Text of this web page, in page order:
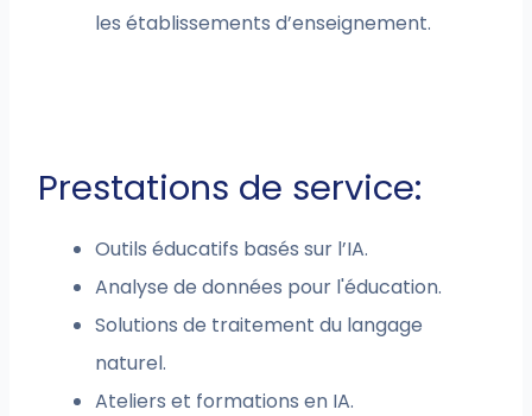
les établissements d’enseignement.
Prestations de service:
Outils éducatifs basés sur l’IA.
Analyse de données pour l'éducation.
Solutions de traitement du langage
naturel.
Ateliers et formations en IA.